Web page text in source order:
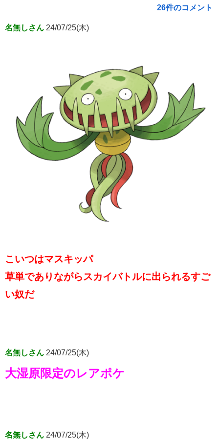
26件のコメント
名無しさん 24/07/25(木)
こいつはマスキッパ
草単でありながらスカイバトルに出られるすご
い奴だ
名無しさん 24/07/25(木)
大湿原限定のレアポケ
名無しさん 24/07/25(木)